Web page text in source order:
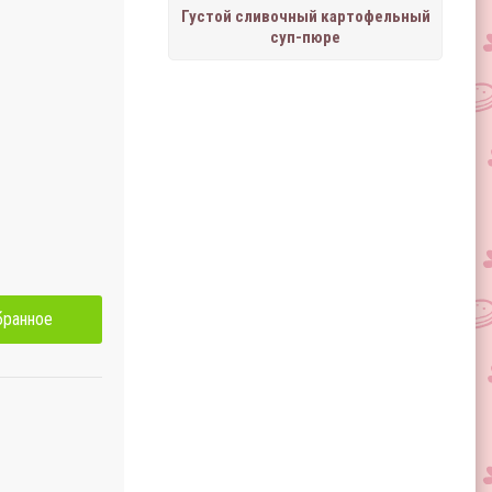
Густой сливочный картофельный
суп-пюре